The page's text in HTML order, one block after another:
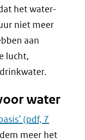
het water-
niet meer
aan
lucht,
water
(pdf, 7
meer het